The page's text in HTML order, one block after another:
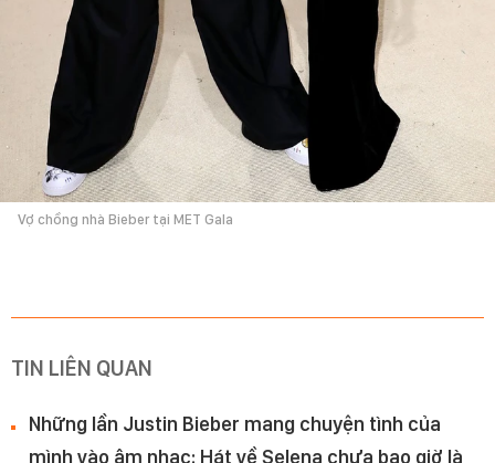
Vợ chồng nhà Bieber tại MET Gala
TIN LIÊN QUAN
Những lần Justin Bieber mang chuyện tình của
mình vào âm nhạc: Hát về Selena chưa bao giờ là